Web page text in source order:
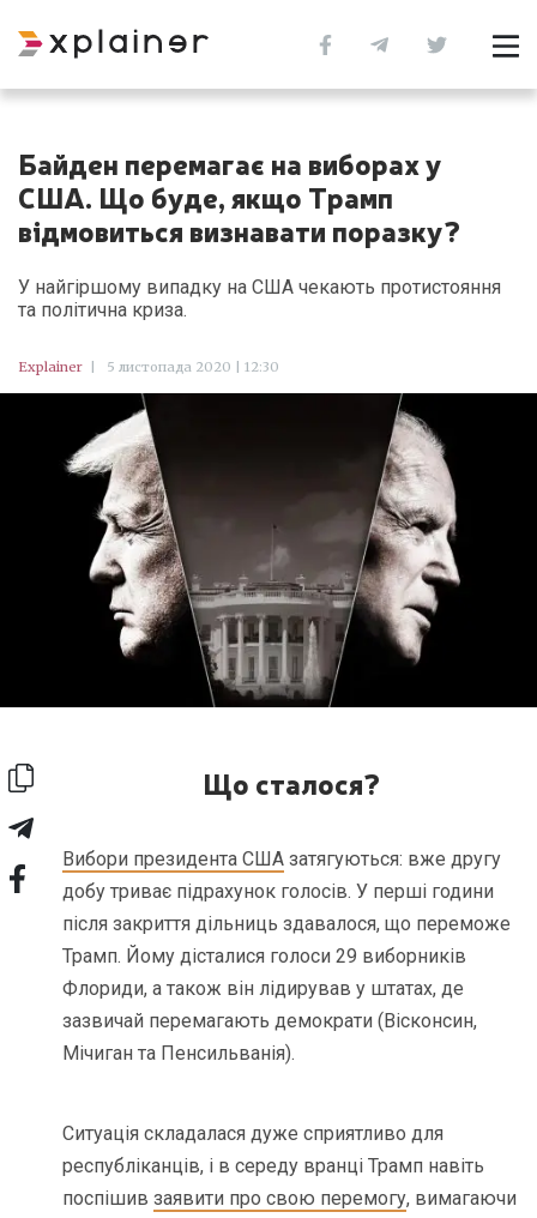
Байден перемагає на виборах у
США. Що буде, якщо Трамп
відмовиться визнавати поразку?
У найгіршому випадку на США чекають протистояння
та політична криза.
Explainer 5 листопада 2020 | 12:30
Що сталося?
Вибори президента США затягуються: вже другу
добу триває підрахунок голосів. У перші години
після закриття дільниць здавалося, що переможе
Трамп. Йому дісталися голоси 29 виборників
Флориди, а також він лідирував у штатах, де
зазвичай перемагають демократи (Вісконсин,
Мічиган та Пенсильванія).
Ситуація складалася дуже сприятливо для
республіканців, і в середу вранці Трамп навіть
поспішивзаявити про свою перемогу, вимагаючи